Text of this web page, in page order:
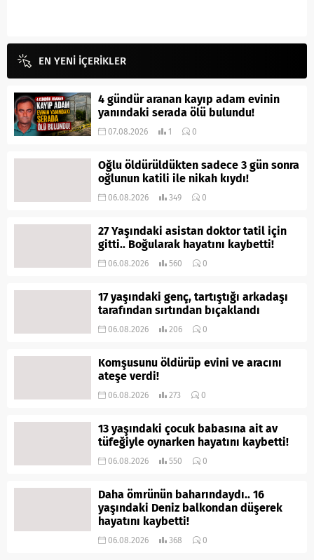
EN YENİ İÇERİKLER
4 gündür aranan kayıp adam evinin
yanındaki serada ölü bulundu!
07.08.2026 1 0
Oğlu öldürüldükten sadece 3 gün sonra
oğlunun katili ile nikah kıydı!
06.08.2026 349 0
27 Yaşındaki asistan doktor tatil için
gitti.. Boğularak hayatını kaybetti!
06.08.2026 560 0
17 yaşındaki genç, tartıştığı arkadaşı
tarafından sırtından bıçaklandı
06.08.2026 206 0
Komşusunu öldürüp evini ve aracını
ateşe verdi!
06.08.2026 273 0
13 yaşındaki çocuk babasına ait av
tüfeğiyle oynarken hayatını kaybetti!
06.08.2026 550 0
Daha ömrünün baharındaydı.. 16
yaşındaki Deniz balkondan düşerek
hayatını kaybetti!
06.08.2026 368 0